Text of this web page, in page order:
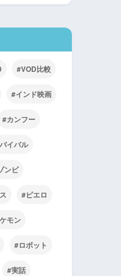
VOD比較
インド映画
カンフー
イバル
ンビ
ピエロ
モン
ロボット
実話